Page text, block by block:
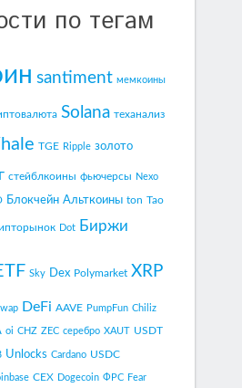
по тегам
santiment мемкоины
Solana теханализ
TGE Ripple золото
стейблкоины фьючерсы Nexo
Блокчейн Альткоины ton Tao
Dot Биржи
Sky Dex Polymarket XRP
DeFi AAVE PumpFun Chiliz
oi CHZ ZEC серебро XAUT USDT
Unlocks Cardano USDC
CEX Dogecoin ФРС Fear